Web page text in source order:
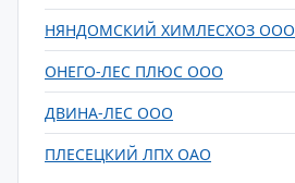
НЯНДОМСКИЙ ХИМЛЕСХОЗ ООО
ОНЕГО-ЛЕС ПЛЮС ООО
ДВИНА-ЛЕС ООО
ПЛЕСЕЦКИЙ ЛПХ ОАО